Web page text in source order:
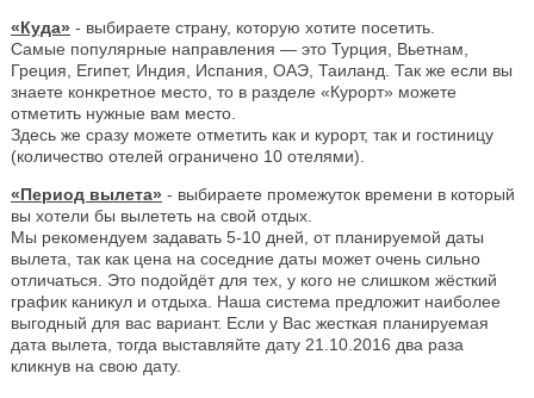
«Куда» - выбираете страну, которую хотите посетить.
Самые популярные направления — это Турция, Вьетнам,
Греция, Египет, Индия, Испания, ОАЭ, Таиланд. Так же если вы
знаете конкретное место, то в разделе «Курорт» можете
отметить нужные вам место.
Здесь же сразу можете отметить как и курорт, так и гостиницу
(количество отелей ограничено 10 отелями).
«Период вылета» - выбираете промежуток времени в который
вы хотели бы вылететь на свой отдых.
Мы рекомендуем задавать 5-10 дней, от планируемой даты
вылета, так как цена на соседние даты может очень сильно
отличаться. Это подойдёт для тех, у кого не слишком жёсткий
график каникул и отдыха. Наша система предложит наиболее
выгодный для вас вариант. Если у Вас жесткая планируемая
дата вылета, тогда выставляйте дату 21.10.2016 два раза
кликнув на свою дату.